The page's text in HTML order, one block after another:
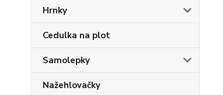
Hrnky
Cedulka na plot
Samolepky
Nažehlovačky